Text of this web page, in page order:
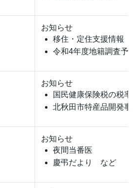
お知らせ
移住・定住支援情報
令和4年度地籍調査
お知らせ
国民健康保険税の税
北秋田市特産品開発
お知らせ
夜間当番医
慶弔だより など